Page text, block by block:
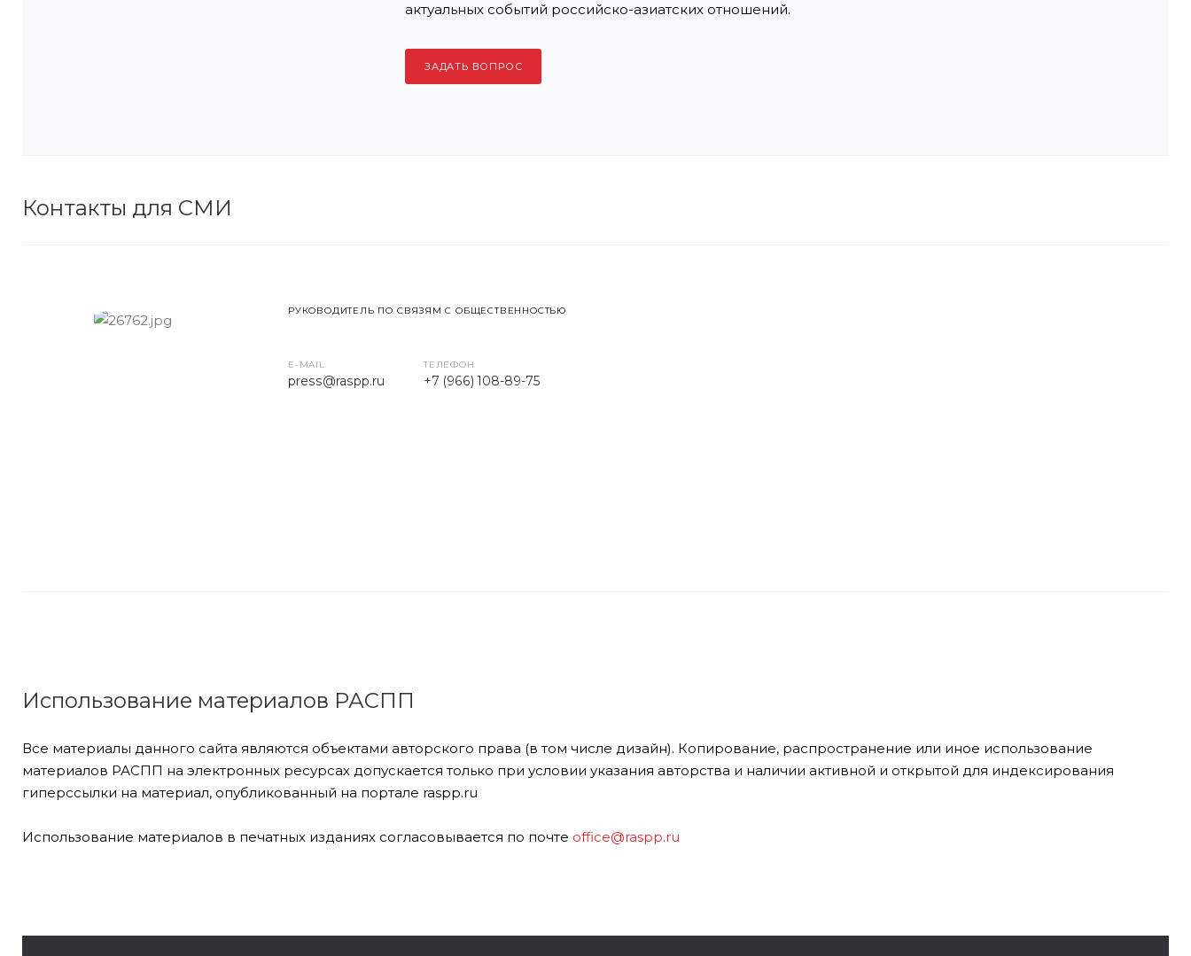
актуальных событий российско-азиатских отношений.
ЗАДАТЬ ВОПРОС
Контакты для СМИ
РУКОВОДИТЕЛЬ ПО СВЯЗЯМ С ОБЩЕСТВЕННОСТЬЮ
E-MAIL
press@raspp.ru
ТЕЛЕФОН
+7 (966) 108-89-75
Использование материалов РАСПП
Все материалы данного сайта являются объектами авторского права (в том числе дизайн). Копирование, распространение или иное использование
материалов РАСПП на электронных ресурсах допускается только при условии указания авторства и наличии активной и открытой для индексирования
гиперссылки на материал, опубликованный на портале raspp.ru
Использование материалов в печатных изданиях согласовывается по почте office@raspp.ru